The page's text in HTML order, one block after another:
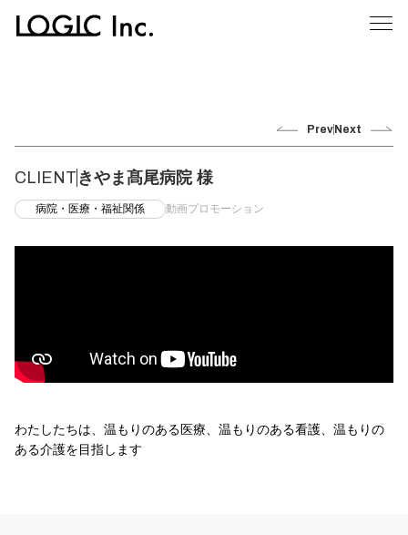
Prev Next
CLIENT きやま髙尾病院 様
病院・医療・福祉関係 動画プロモーション
わたしたちは、温もりのある医療、温もりのある看護、温もりの
ある介護を目指します